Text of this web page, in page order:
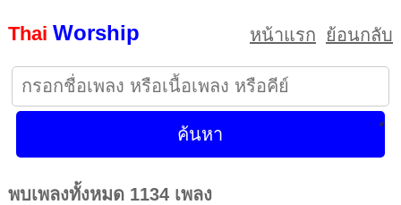
Thai Worship หน้าแรก ย้อนกลับ
พบเพลงทั้งหมด 1134 เพลง